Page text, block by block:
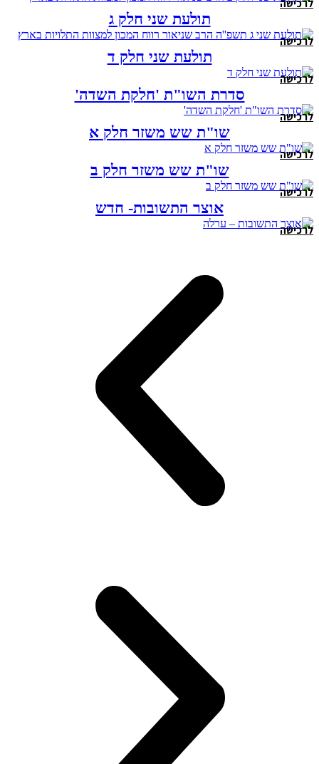
לרכישה
תולעת שני חלק ג
לרכישה
תולעת שני חלק ד
לרכישה
סדרת השו"ת 'חלקת השדה'
לרכישה
שו"ת שש משזר חלק א
לרכישה
שו"ת שש משזר חלק ב
לרכישה
אוצר התשובות- חדש
לרכישה